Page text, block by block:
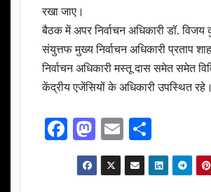
रखा जाए।
बैठक में अपर निर्वाचन अधिकारी डॉ. विजय
संयुत्तफ मुख्य निर्वाचन अधिकारी प्रताप
निर्वाचन अधिकारी मस्तू दास समेत समेत
केंद्रीय एजेंसियों के अधिकारी उपस्थित रहे।
F
a
c
M
a
st
E
m
ail
h
ar